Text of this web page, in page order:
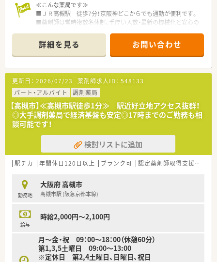
ししてくれる制度が充実しています。
■社員割引制度、財形貯蓄制度、スポーツジム優待等が受けられ
る他、
提携の保養施設は全国に40ヵ所あります。
■産休・育休・時短勤務者2,000人以上等、どれも業界トップクラ
スの実績!
産休、育休取得はもちろんのこと、育児短時間勤務制度を実施
育児休業より復帰後、1日最大2時間短縮して勤務できる制度
法律では3歳までですが、同社では小学校就学時までの期間利
用可能♪
■転居を伴う異動のある採用枠もありますが(転居を伴わない採
用も可)
帰省旅費（年2回5万円まで）と帰省休暇（連続4日間）を受けら
れます。
≪こんな方におすすめです≫
■大手ならではの教育研修制度＆資格取得支援体制で安心して
働きたい方
≪こんな薬局です≫
■ＪＲ高槻駅 徒歩7分！京阪神どこからでも通勤が便利です。
■薬剤師は常時複数名体制、手厚い人数・最新の機械化と安心の
■耳鼻科・皮膚科・眼科・脳神経外科の複数クリニックから処方箋
を応需。駅前の為面対応もございます。
■オンライン服薬指導も行っており、患者様のニーズに合わせて
対応しています！
■配属先につきましては面接にて適性を含め最終決定いたしま
す。
≪こんな方にオススメです≫
■調剤薬局の変化に対応し続ける薬局でともに成長をつづけた
い方！
■専門・認定薬剤師取得を活かしたい方！
■18時までの正社員をご希望の方！
≪企業の特徴≫
店舗を展開しています。
創業以来一貫して真の医薬分業を企業理念として掲げ、医薬分業
の先駆けとして展開しているような企業です！
の機能を主に発揮しています。
◎専門医療機関連携
◎地域連携
入退院時の医療機関等との情報連携や、在宅医療等に地域の薬局
と連携しながら一元的･継続的に対応できる
詳細を見る お問い合わせ
更新日： 2026/07/23 薬剤師求人ID： 548133
パート・アルバイト
調剤薬局
【高槻市】≪高槻市駅徒歩1分≫ 駅近好立地アクセス抜群！
◎大手調剤薬局で経済基盤も安定◎17時までのご勤務も相
談可能です！
検討リストに追加
駅チカ 年間休日120日以上 ブランク可 認定薬剤師取得支援あり
勤務地
大阪府 高槻市
高槻市駅 (阪急京都本線)
給与
時給2,000円～2,100円
月～金・祝 09：00～18：00（休憩60分）
第1,3,5土曜日 09:00～13:00
※定休日 第2,4土曜日、日曜日、祝日